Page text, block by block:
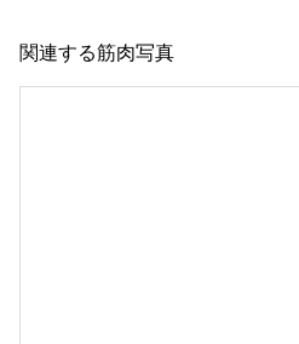
関連する筋肉写真